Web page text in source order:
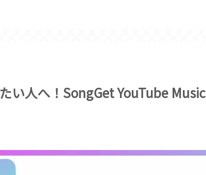
い人へ！SongGet YouTube Music